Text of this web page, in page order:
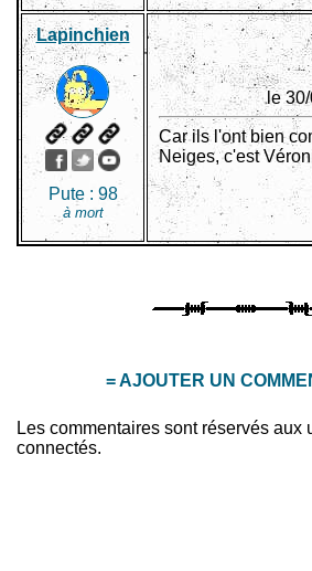
Lapinchien
Pute : 98
à mort
le
Car ils l'ont bien
Neiges, c'est
= AJOUTER UN
Les commentaires sont réservés aux
connectés.